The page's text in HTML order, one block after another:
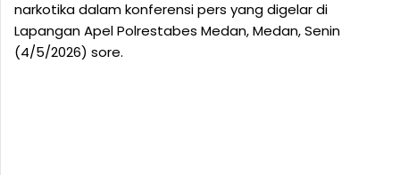
narkotika dalam konferensi pers yang digelar di
Lapangan Apel Polrestabes Medan, Medan, Senin
(4/5/2026) sore.